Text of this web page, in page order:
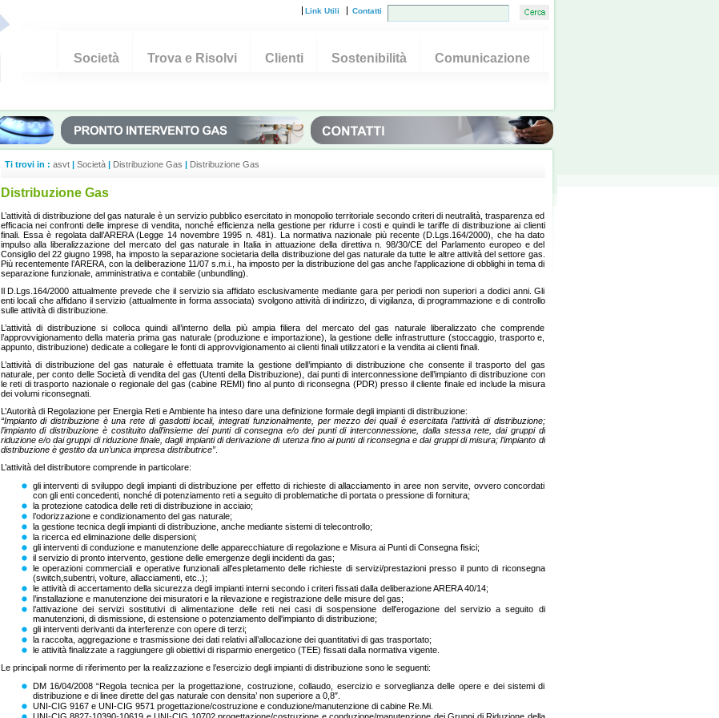
Contatti
Link Utili
Società Trova e Risolvi Clienti Sostenibilità Comunicazione
Ti trovi in : asvt | Società | Distribuzione Gas | Distribuzione Gas
Distribuzione Gas
L’attività di distribuzione del gas naturale è un servizio pubblico esercitato in monopolio territoriale secondo criteri di neutralità, trasparenza ed
efficacia nei confronti delle imprese di vendita, nonché efficienza nella gestione per ridurre i costi e quindi le tariffe di distribuzione ai clienti
finali. Essa è regolata dall’ARERA (Legge 14 novembre 1995 n. 481). La normativa nazionale più recente (D.Lgs.164/2000), che ha dato
impulso alla liberalizzazione del mercato del gas naturale in Italia in attuazione della direttiva n. 98/30/CE del Parlamento europeo e del
Consiglio del 22 giugno 1998, ha imposto la separazione societaria della distribuzione del gas naturale da tutte le altre attività del settore gas.
Più recentemente l’ARERA, con la deliberazione 11/07 s.m.i., ha imposto per la distribuzione del gas anche l’applicazione di obblighi in tema di
separazione funzionale, amministrativa e contabile (unbundling).
Il D.Lgs.164/2000 attualmente prevede che il servizio sia affidato esclusivamente mediante gara per periodi non superiori a dodici anni. Gli
enti locali che affidano il servizio (attualmente in forma associata) svolgono attività di indirizzo, di vigilanza, di programmazione e di controllo
sulle attività di distribuzione.
L’attività di distribuzione si colloca quindi all’interno della più ampia filiera del mercato del gas naturale liberalizzato che comprende
l’approvvigionamento della materia prima gas naturale (produzione e importazione), la gestione delle infrastrutture (stoccaggio, trasporto e,
appunto, distribuzione) dedicate a collegare le fonti di approvvigionamento ai clienti finali utilizzatori e la vendita ai clienti finali.
L’attività di distribuzione del gas naturale è effettuata tramite la gestione dell’impianto di distribuzione che consente il trasporto del gas
naturale, per conto delle Società di vendita del gas (Utenti della Distribuzione), dai punti di interconnessione dell’impianto di distribuzione con
le reti di trasporto nazionale o regionale del gas (cabine REMI) fino al punto di riconsegna (PDR) presso il cliente finale ed include la misura
dei volumi riconsegnati.
L’Autorità di Regolazione per Energia Reti e Ambiente ha inteso dare una definizione formale degli impianti di distribuzione:
“Impianto di distribuzione è una rete di gasdotti locali, integrati funzionalmente, per mezzo dei quali è esercitata l’attività di distribuzione;
l’impianto di distribuzione è costituito dall’insieme dei punti di consegna e/o dei punti di interconnessione, dalla stessa rete, dai gruppi di
riduzione e/o dai gruppi di riduzione finale, dagli impianti di derivazione di utenza fino ai punti di riconsegna e dai gruppi di misura; l’impianto di
distribuzione è gestito da un’unica impresa distributrice”.
L’attività del distributore comprende in particolare:
gli interventi di sviluppo degli impianti di distribuzione per effetto di richieste di allacciamento in aree non servite, ovvero concordati
con gli enti concedenti, nonché di potenziamento reti a seguito di problematiche di portata o pressione di fornitura;
la protezione catodica delle reti di distribuzione in acciaio;
l’odorizzazione e condizionamento del gas naturale;
la gestione tecnica degli impianti di distribuzione, anche mediante sistemi di telecontrollo;
la ricerca ed eliminazione delle dispersioni;
gli interventi di conduzione e manutenzione delle apparecchiature di regolazione e Misura ai Punti di Consegna fisici;
il servizio di pronto intervento, gestione delle emergenze degli incidenti da gas;
le operazioni commerciali e operative funzionali all'espletamento delle richieste di servizi/prestazioni presso il punto di riconsegna
(switch,subentri, volture, allacciamenti, etc..);
le attività di accertamento della sicurezza degli impianti interni secondo i criteri fissati dalla deliberazione ARERA 40/14;
l’installazione e manutenzione dei misuratori e la rilevazione e registrazione delle misure del gas;
l’attivazione dei servizi sostitutivi di alimentazione delle reti nei casi di sospensione dell'erogazione del servizio a seguito di
manutenzioni, di dismissione, di estensione o potenziamento dell'impianto di distribuzione;
gli interventi derivanti da interferenze con opere di terzi;
la raccolta, aggregazione e trasmissione dei dati relativi all’allocazione dei quantitativi di gas trasportato;
le attività finalizzate a raggiungere gli obiettivi di risparmio energetico (TEE) fissati dalla normativa vigente.
Le principali norme di riferimento per la realizzazione e l’esercizio degli impianti di distribuzione sono le seguenti:
DM 16/04/2008 “Regola tecnica per la progettazione, costruzione, collaudo, esercizio e sorveglianza delle opere e dei sistemi di
distribuzione e di linee dirette del gas naturale con densita’ non superiore a 0,8″.
UNI-CIG 9167 e UNI-CIG 9571 progettazione/costruzione e conduzione/manutenzione di cabine Re.Mi.